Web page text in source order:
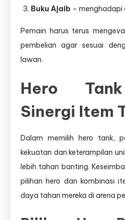
Buku Ajaib – menghadapi
Pemain harus terus
pembelian agar sesuai
lawan.
Hero
Sinergi Item
Dalam memilih hero tank,
kekuatan dan keterampilan
lebih tahan banting.
pilihan hero dan kombinasi
daya tahan mereka di arena